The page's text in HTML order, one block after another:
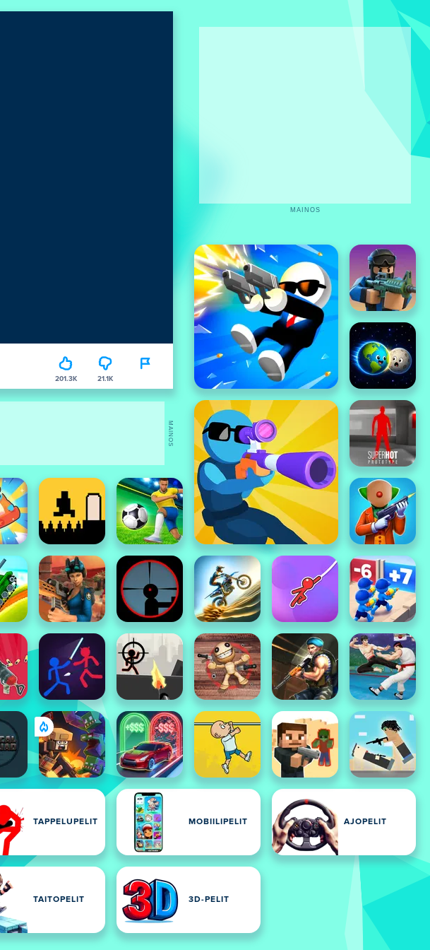
201.3K 21.1K
TAPPELUPELIT MOBIILIPELIT AJOPELIT
TAITOPELIT 3D-PELIT
MAINOS
MAINOS